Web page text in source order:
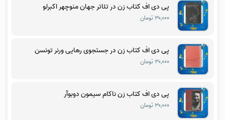
پی دی اف کتاب زن در تئاتر جهان منوچهر اکبرلو
۳۰,۰۰۰ تومان
پی دی اف کتاب زن در جستجوی رهایی ورنر تونسن
۳۰,۰۰۰ تومان
پی دی اف کتاب زن ناکام سیمون دوبوآر
۳۰,۰۰۰ تومان